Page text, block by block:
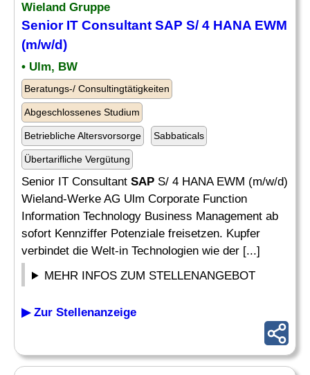
Wieland Gruppe
Senior IT Consultant SAP S/ 4 HANA EWM
(m/w/d)
• Ulm, BW
Beratungs-/ Consultingtätigkeiten
Abgeschlossenes Studium
Betriebliche Altersvorsorge Sabbaticals
Übertarifliche Vergütung
Senior IT Consultant SAP S/ 4 HANA EWM (m/w/d)
Wieland-Werke AG Ulm Corporate Function
Information Technology Business Management ab
sofort Kennziffer Potenziale freisetzen. Kupfer
verbindet die Welt-in Technologien wie der [...]
MEHR INFOS ZUM STELLENANGEBOT
▶ Zur Stellenanzeige